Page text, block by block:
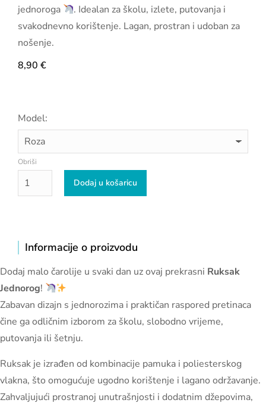
jednoroga
. Idealan za školu, izlete, putovanja i
svakodnevno korištenje. Lagan, prostran i udoban za
nošenje.
8,90 €
Model:
Obriši
Dodaj u košaricu
Informacije o proizvodu
Dodaj malo čarolije u svaki dan uz ovaj prekrasni Ruksak
Jednorog!
Zabavan dizajn s jednorozima i praktičan raspored pretinaca
čine ga odličnim izborom za školu, slobodno vrijeme,
putovanja ili šetnju.
Ruksak je izrađen od kombinacije pamuka i poliesterskog
vlakna, što omogućuje ugodno korištenje i lagano održavanje.
Zahvaljujući prostranoj unutrašnjosti i dodatnim džepovima,